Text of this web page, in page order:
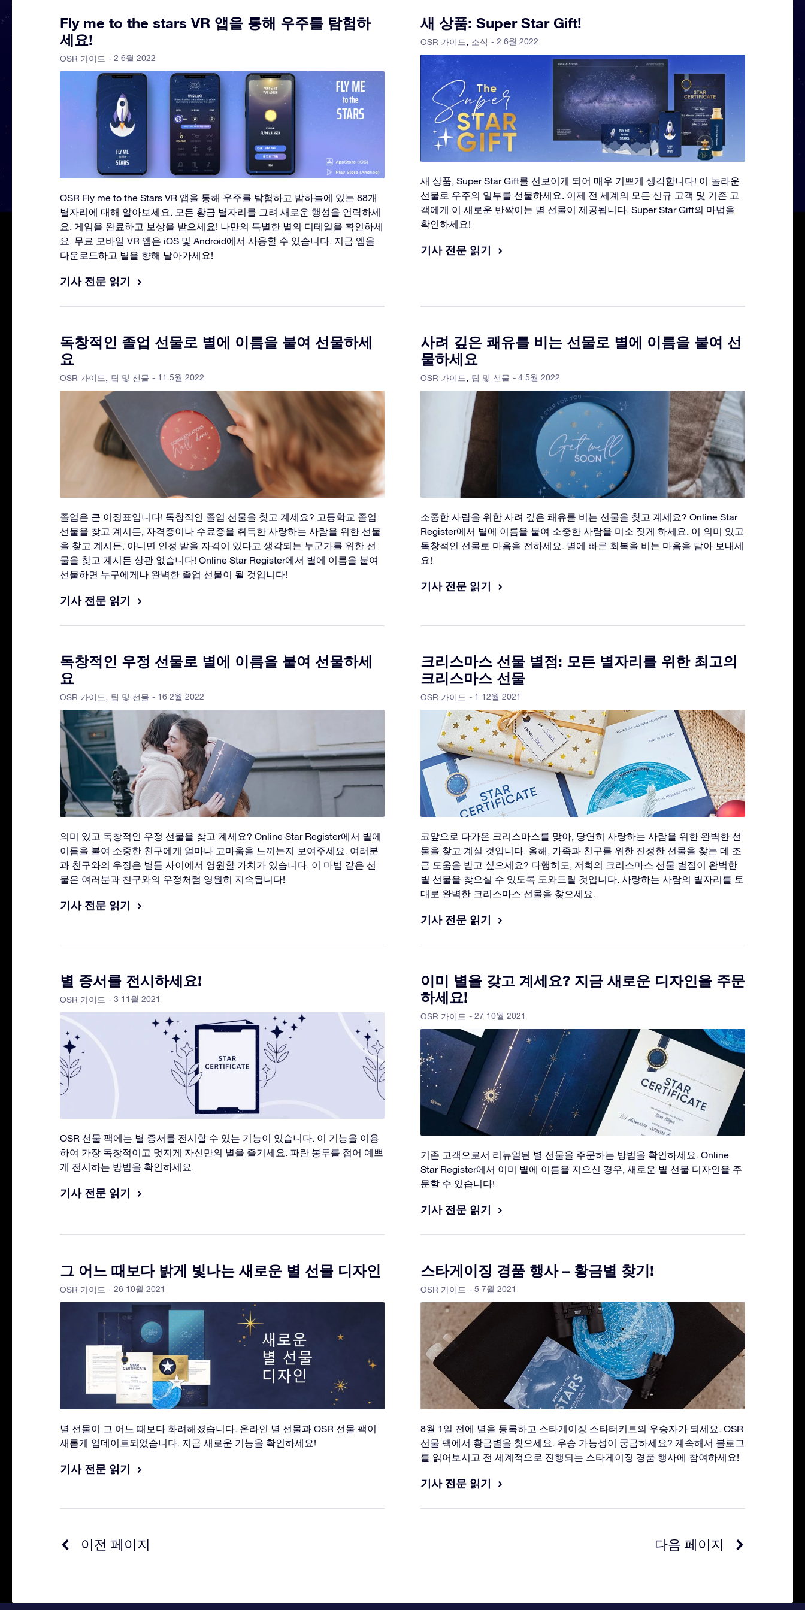
Fly me to the stars VR 앱을 통해 우주를 탐험하
세요!
OSR 가이드 - 2 6월 2022
OSR Fly me to the Stars VR 앱을 통해 우주를 탐험하고 밤하늘에 있는 88개
별자리에 대해 알아보세요. 모든 황금 별자리를 그려 새로운 행성을 언락하세
요. 게임을 완료하고 보상을 받으세요! 나만의 특별한 별의 디테일을 확인하세
요. 무료 모바일 VR 앱은 iOS 및 Android에서 사용할 수 있습니다. 지금 앱을
다운로드하고 별을 향해 날아가세요!
기사 전문 읽기
새 상품: Super Star Gift!
OSR 가이드 소식 - 2 6월 2022
새 상품, Super Star Gift를 선보이게 되어 매우 기쁘게 생각합니다! 이 놀라운
선물로 우주의 일부를 선물하세요. 이제 전 세계의 모든 신규 고객 및 기존 고
객에게 이 새로운 반짝이는 별 선물이 제공됩니다. Super Star Gift의 마법을
확인하세요!
기사 전문 읽기
독창적인 졸업 선물로 별에 이름을 붙여 선물하세
요
OSR 가이드 팁 및 선물 - 11 5월 2022
졸업은 큰 이정표입니다! 독창적인 졸업 선물을 찾고 계세요? 고등학교 졸업
선물을 찾고 계시든, 자격증이나 수료증을 취득한 사랑하는 사람을 위한 선물
을 찾고 계시든, 아니면 인정 받을 자격이 있다고 생각되는 누군가를 위한 선
물을 찾고 계시든 상관 없습니다! Online Star Register에서 별에 이름을 붙여
선물하면 누구에게나 완벽한 졸업 선물이 될 것입니다!
기사 전문 읽기
사려 깊은 쾌유를 비는 선물로 별에 이름을 붙여 선
물하세요
OSR 가이드 팁 및 선물 - 4 5월 2022
소중한 사람을 위한 사려 깊은 쾌유를 비는 선물을 찾고 계세요? Online Star
Register에서 별에 이름을 붙여 소중한 사람을 미소 짓게 하세요. 이 의미 있고
독창적인 선물로 마음을 전하세요. 별에 빠른 회복을 비는 마음을 담아 보내세
요!
기사 전문 읽기
독창적인 우정 선물로 별에 이름을 붙여 선물하세
요
OSR 가이드 팁 및 선물 - 16 2월 2022
의미 있고 독창적인 우정 선물을 찾고 계세요? Online Star Register에서 별에
이름을 붙여 소중한 친구에게 얼마나 고마움을 느끼는지 보여주세요. 여러분
과 친구와의 우정은 별들 사이에서 영원할 가치가 있습니다. 이 마법 같은 선
물은 여러분과 친구와의 우정처럼 영원히 지속됩니다!
기사 전문 읽기
크리스마스 선물 별점: 모든 별자리를 위한 최고의
크리스마스 선물
OSR 가이드 - 1 12월 2021
코앞으로 다가온 크리스마스를 맞아, 당연히 사랑하는 사람을 위한 완벽한 선
물을 찾고 계실 것입니다. 올해, 가족과 친구를 위한 진정한 선물을 찾는 데 조
금 도움을 받고 싶으세요? 다행히도, 저희의 크리스마스 선물 별점이 완벽한
별 선물을 찾으실 수 있도록 도와드릴 것입니다. 사랑하는 사람의 별자리를 토
대로 완벽한 크리스마스 선물을 찾으세요.
기사 전문 읽기
별 증서를 전시하세요!
OSR 가이드 - 3 11월 2021
OSR 선물 팩에는 별 증서를 전시할 수 있는 기능이 있습니다. 이 기능을 이용
하여 가장 독창적이고 멋지게 자신만의 별을 즐기세요. 파란 봉투를 접어 예쁘
게 전시하는 방법을 확인하세요.
기사 전문 읽기
이미 별을 갖고 계세요? 지금 새로운 디자인을 주문
하세요!
OSR 가이드 - 27 10월 2021
기존 고객으로서 리뉴얼된 별 선물을 주문하는 방법을 확인하세요. Online
Star Register에서 이미 별에 이름을 지으신 경우, 새로운 별 선물 디자인을 주
문할 수 있습니다!
기사 전문 읽기
그 어느 때보다 밝게 빛나는 새로운 별 선물 디자인
OSR 가이드 - 26 10월 2021
별 선물이 그 어느 때보다 화려해졌습니다. 온라인 별 선물과 OSR 선물 팩이
새롭게 업데이트되었습니다. 지금 새로운 기능을 확인하세요!
기사 전문 읽기
스타게이징 경품 행사 – 황금별 찾기!
OSR 가이드 - 5 7월 2021
8월 1일 전에 별을 등록하고 스타게이징 스타터키트의 우승자가 되세요. OSR
선물 팩에서 황금별을 찾으세요. 우승 가능성이 궁금하세요? 계속해서 블로그
를 읽어보시고 전 세계적으로 진행되는 스타게이징 경품 행사에 참여하세요!
기사 전문 읽기
다음 페이지
이전 페이지